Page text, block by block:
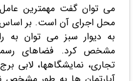
می توان گفت مهمترین
محل اجرای آن است. بر
به دیوار سبز می توان به
مشخص کرد. فضاهای
تجاری، نمایشگاهها، لابی